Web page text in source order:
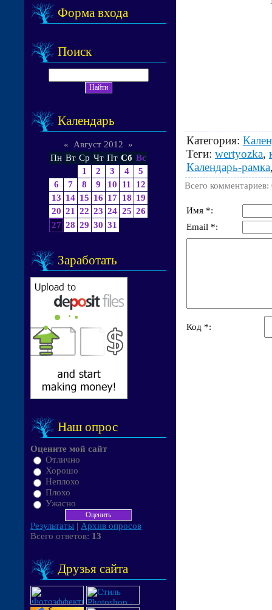
Форма входа
Поиск
Календарь
« Август 2012
»
Пн Вт Ср Чт Пт Сб Вс
1
2 3 4
5
6
7 8 9 10 11
12
13 14 15 16 17 18 19
20 21 22 23 24 25 26
27 28 29 30 31
Заработать
Наш опрос
Оцените мой сайт
Отлично
Хорошо
Неплохо
Плохо
Ужасно
Результаты | Архив опросов
Всего ответов: 13
Друзья сайта
Категория:
Теги: wertyozka,
Календарь-рамка
Всего комментариев:
Имя *:
Email *:
Код *: